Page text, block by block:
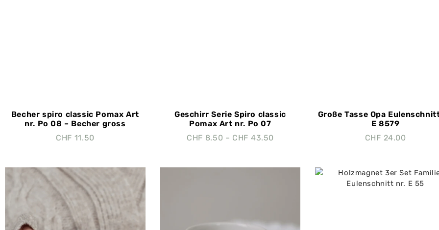
Becher spiro classic Pomax Art
nr. Po 08 – Becher gross
CHF 11.50
Geschirr Serie Spiro classic
Pomax Art nr. Po 07
CHF 8.50 – CHF 43.50
Große Tasse Opa
E 8579
CHF 24.00